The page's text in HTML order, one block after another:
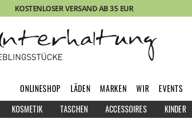
KOSTENLOSER VERSAND AB 35 EUR
KOSMETIK TASCHEN ACCESSOIRES KINDER
ONLINESHOP LÄDEN MARKEN WIR EVENTS